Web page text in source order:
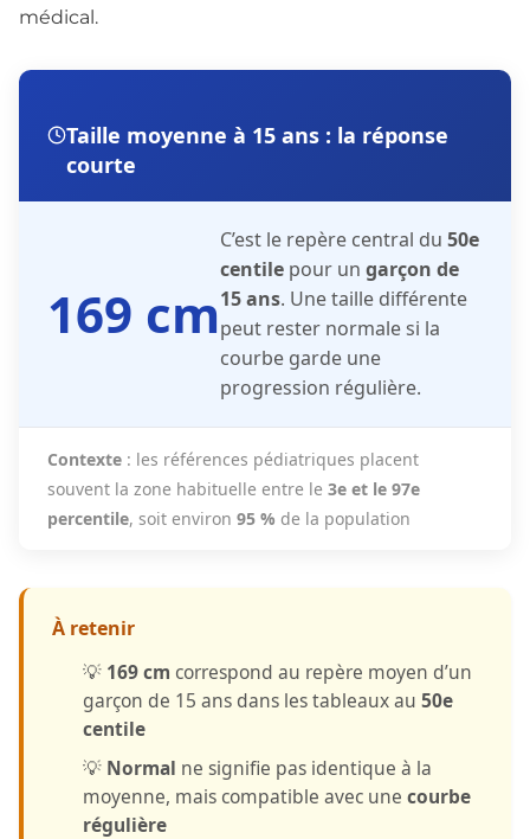
médical.
Taille moyenne à 15 ans : la réponse
courte
169 cm
C’est le repère central du 50e
centile pour un garçon de
15 ans. Une taille différente
peut rester normale si la
courbe garde une
progression régulière.
Contexte : les références pédiatriques placent
souvent la zone habituelle entre le 3e et le 97e
percentile, soit environ 95 % de la population
À retenir
💡 169 cm correspond au repère moyen d’un
garçon de 15 ans dans les tableaux au 50e
centile
💡 Normal ne signifie pas identique à la
moyenne, mais compatible avec une courbe
régulière